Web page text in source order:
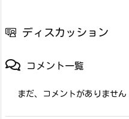
ディスカッション
コメント一覧
まだ、コメントがありません